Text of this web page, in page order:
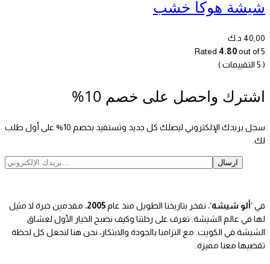
شيشة هوكا خشب
40,00 د.ك
Rated 4.80out of 5
( 5 التقييمات )
اشترك واحصل على خصم 10%
سجل بريدك الإلكتروني ليصلك كل جديد وتستفيد بخصم 10% على أول طلب
لك.
في ‘ألو شيشة‘، نفخر بتاريخنا الطويل منذ عام 2005، مقدمين خبرة لا مثيل
لها في عالم الشيشة. تعرف على رحلتنا وكيف نصبح الخيار الأول لعشاق
الشيشة في الكويت. مع التزامنا بالجودة والابتكار، نحن هنا لنجعل كل لحظة
تقضيها معنا مميزة.